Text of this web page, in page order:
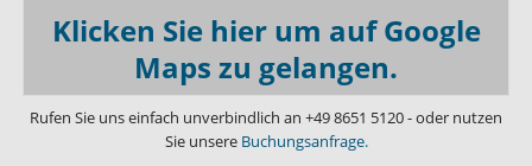
Klicken Sie hier um auf Google
Maps zu gelangen.
Rufen Sie uns einfach unverbindlich an +49 8651 5120- oder nutzen
Sie unsere Buchungsanfrage.